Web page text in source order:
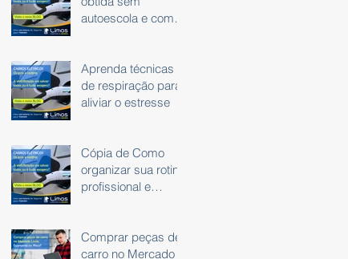
autoescola e com
Aprenda técnicas
de respiração para
aliviar o estresse
Cópia de Como
organizar sua rotina
profissional e
Comprar peças de
carro no Mercado